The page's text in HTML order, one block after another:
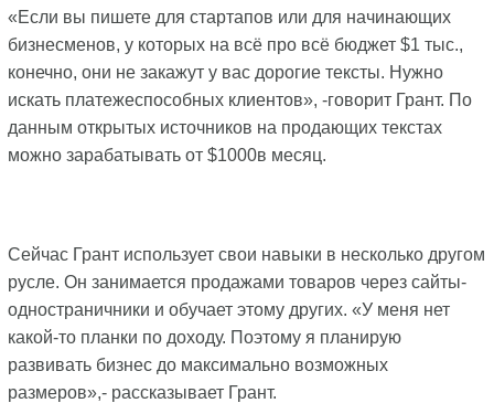
«Если вы пишете для стартапов или для начинающих
бизнесменов, у которых на всё про всё бюджет $1 тыс.,
конечно, они не закажут у вас дорогие тексты. Нужно
искать платежеспособных клиентов», -говорит Грант. По
данным открытых источников на продающих текстах
можно зарабатывать от $1000в месяц.
Сейчас Грант использует свои навыки в несколько другом
русле. Он занимается продажами товаров через сайты-
одностраничники и обучает этому других. «У меня нет
какой-то планки по доходу. Поэтому я планирую
развивать бизнес до максимально возможных
размеров»,- рассказывает Грант.